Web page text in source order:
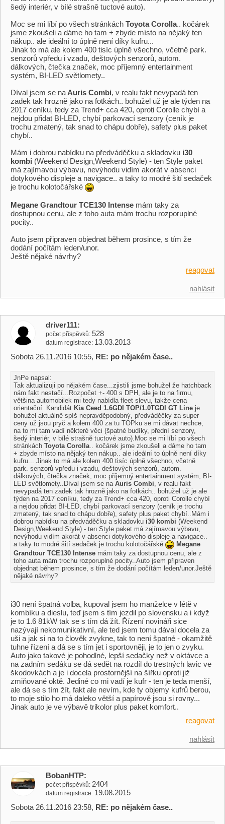
šedý interiér, v bílé strašně tuctové auto).
Moc se mi líbí po všech stránkách Toyota Corolla.. kočárek
jsme zkoušeli a dáme ho tam + zbyde místo na nějaký ten
nákup.. ale ideální to úplně není díky kufru...
Jinak to má ale kolem 400 tisíc úplně všechno, včetně park.
senzorů vpředu i vzadu, deštových senzorů, autom.
dálkových, čtečka značek, moc příjemný entertainment
systém, BI-LED světlomety..
Díval jsem se na Auris Combi, v realu fakt nevypadá ten
zadek tak hrozně jako na fotkách.. bohužel už je ale týden na
2017 ceníku, tedy za Trend+ cca 420, oproti Corolle chybí a
nejdou přidat BI-LED, chybí parkovací senzory (ceník je
trochu zmatený, tak snad to chápu dobře), safety plus paket
chybí..
Mám i dobrou nabídku na předváděčku a skladovku i30
kombi (Weekend Design,Weekend Style) - ten Style paket
má zajímavou výbavu, nevýhodu vidím akorát v absenci
dotykového displeje a navigace.. a taky to modré šití sedaček
je trochu kolotočářské
Megane Grandtour TCE130 Intense mám taky za
dostupnou cenu, ale z toho auta mám trochu rozporuplné
pocity..
Auto jsem připraven objednat během prosince, s tím že
dodání počítám leden/unor.
Ještě nějaké návrhy?
reagovat
nahlásit
driver111
počet příspěvků 528
datum registrace 13.03.2013
Sobota 26.11.2016 10:55, RE: po nějakém čase..
JnPe napsal:
Tak aktualizuji po nějakém čase...zjistili jsme bohužel že hatchback
nám fakt nestačí...Rozpočet +- 400 s DPH, ale je to na firmu,
většina automobilek mi tedy nabídla fleet slevu, takže cena
orientační..Kandidát Kia Ceed 1.6GDI TOP/1.0TGDI GT Line je
bohužel aktuálně spíš nepravděpodobný, předváděčky za super
ceny už jsou pryč a kolem 400 za tu TOPku se mi dávat nechce,
na to mi tam vadí některé věci (špatné budíky, přední senzory,
šedý interiér, v bílé strašně tuctové auto).Moc se mi líbí po všech
stránkách Toyota Corolla.. kočárek jsme zkoušeli a dáme ho tam
+ zbyde místo na nějaký ten nákup.. ale ideální to úplně není díky
kufru... Jinak to má ale kolem 400 tisíc úplně všechno, včetně
park. senzorů vpředu i vzadu, deštových senzorů, autom.
dálkových, čtečka značek, moc příjemný entertainment systém, BI-
LED světlomety..Díval jsem se naAuris Combi, v realu fakt
nevypadá ten zadek tak hrozně jako na fotkách.. bohužel už je ale
týden na 2017 ceníku, tedy za Trend+ cca 420, oproti Corolle chybí
a nejdou přidat BI-LED, chybí parkovací senzory (ceník je trochu
zmatený, tak snad to chápu dobře), safety plus paket chybí..Mám i
dobrou nabídku na předváděčku a skladovku i30 kombi (Weekend
Design,Weekend Style) - ten Style paket má zajímavou výbavu,
nevýhodu vidím akorát v absenci dotykového displeje a navigace..
a taky to modré šití sedaček je trochu kolotočářské
Megane
Grandtour TCE130 Intense mám taky za dostupnou cenu, ale z
toho auta mám trochu rozporuplné pocity..Auto jsem připraven
objednat během prosince, s tím že dodání počítám leden/unor.Ještě
nějaké návrhy?
i30 není špatná volba, kupoval jsem ho manželce v létě v
kombíku a dieslu, teď jsem s tím jezdil po slovensku a i když
je to 1.6 81kW tak se s tím dá žít. Řízení novináři sice
nazývají nekomunikativní, ale ted jsem tomu dával docela za
uši a jak si na to člověk zvykne, tak to není špatné - okamžitě
tuhne řízení a dá se s tím jet i sportovněji, je to jen o zvyku.
Auto jako takové je pohodlné, lepší sedačky než v oktávce a
na zadním sedáku se dá sedět na rozdíl do trestných lavic ve
škodovkách a je i docela prostornější na šířku oproti již
zmiňované oktě. Jediné co mi vadí je kufr - ten je teda menší,
ale dá se s tím žít, fakt ale nevím, kde ty objemy kufrů berou,
to moje stilo ho má daleko větší a papírově jsou si rovny...
Jinak auto je ve výbavě trikolor plus paket komfort..
reagovat
nahlásit
BobanHTP
počet příspěvků 2404
datum registrace 19.08.2015
Sobota 26.11.2016 23:58, RE: po nějakém čase..